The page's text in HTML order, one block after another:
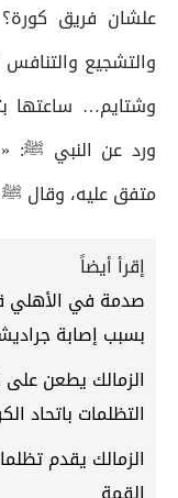
علشان فريق
والتشجيع
وشتايم… ساعتها
ورد عن النبي ﷺ:
متفق عليه، وقال ﷺ
إقرأ أيضاً
صدمة في الأهلي
بسبب إصابة
الزمالك يطعن على
التظلمات باتحاد
الزمالك يقدم